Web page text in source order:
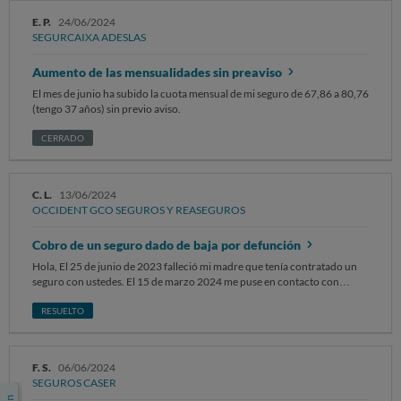
coberturas del contrato original (contrato que en ningún momento se ha
puesto a mi disposición)
E. P. 24/06/2024
SEGURCAIXA ADESLAS
Aumento de las mensualidades sin preaviso
El mes de junio ha subido la cuota mensual de mi seguro de 67,86 a 80,76
(tengo 37 años) sin previo aviso.
CERRADO
C. L. 13/06/2024
OCCIDENT GCO SEGUROS Y REASEGUROS
Cobro de un seguro dado de baja por defunción
Hola, El 25 de junio de 2023 falleció mi madre que tenía contratado un
seguro con ustedes. El 15 de marzo 2024 me puse en contacto con
También les hice llegar un correo donde les indique que queríamos dar
porque se habían cobrado el seguro de vivienda de mi madre fallecida (
comunicado previamente a ustedes). No pude retornar el recibo porque
RESUELTO
F. S. 06/06/2024
SEGUROS CASER